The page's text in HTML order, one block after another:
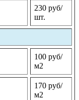
230 руб/
шт.
100 руб/
м2
170 руб/
м2